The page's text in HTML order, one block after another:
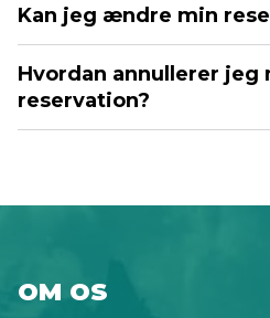
Kan jeg ændre min
Hvordan annullerer jeg
reservation?
OM OS